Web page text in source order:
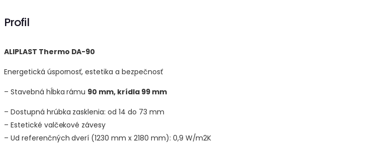
Profil
ALIPLAST Thermo DA-90
Energetická úspornosť, estetika a bezpečnosť
– Stavebná hĺbka rámu 90 mm, krídla 99 mm
– Dostupná hrúbka zasklenia: od 14 do 73 mm
– Estetické valčekové závesy
– Ud referenčných dverí (1230 mm x 2180 mm): 0,9 W/m2K